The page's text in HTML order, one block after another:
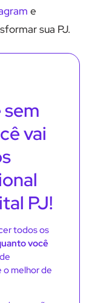
e
sua PJ.
sem
vai
PJ!
todos os
você
o melhor de